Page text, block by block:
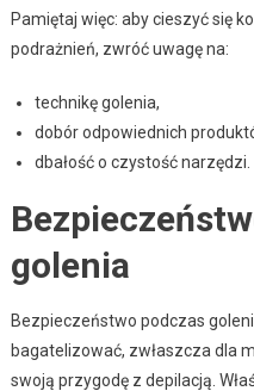
Pamiętaj więc: aby cieszyć się
podrażnień, zwróć uwagę na:
technikę golenia,
dobór odpowiednich
dbałość o czystość narzędzi.
golenia
Bezpieczeństwo podczas
bagatelizować, zwłaszcza dla
swoją przygodę z depilacją.